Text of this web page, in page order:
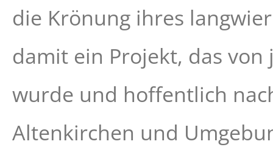
die Krönung ihres
damit ein Projekt, das
wurde und hoffentlich
Altenkirchen und